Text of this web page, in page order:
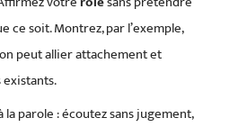
ce soit. Montrez, par l’exemple,
peut allier attachement et
la parole : écoutez sans jugement,